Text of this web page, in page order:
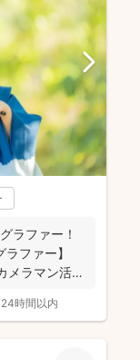
ラファー！
ファー】
メラマン活
24時間以内